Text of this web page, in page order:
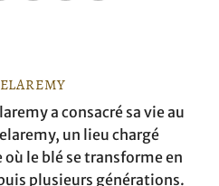
a consacré sa vie au
un lieu chargé
où le blé se transforme en
plusieurs générations.